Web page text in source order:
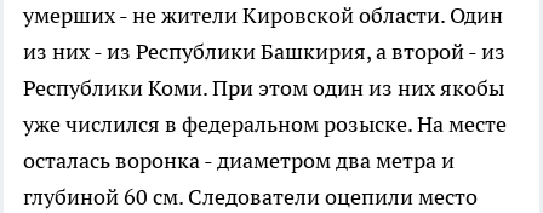
умерших - не жители Кировской области. Один
из них - из Республики Башкирия, а второй - из
Республики Коми. При этом один из них якобы
уже числился в федеральном розыске. На месте
осталась воронка - диаметром два метра и
глубиной 60 см. Следователи оцепили место